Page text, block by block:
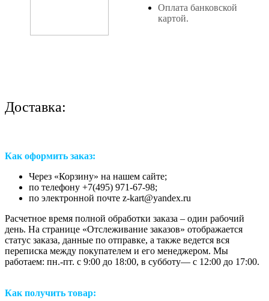
Оплата банковской
картой.
Доставка:
Как оформить заказ:
Через «Корзину» на нашем сайте;
по телефону +7(495) 971-67-98;
по электронной почте z-kart@yandex.ru
Расчетное время полной обработки заказа – один рабочий
день. На странице «Отслеживание заказов» отображается
статус заказа, данные по отправке, а также ведется вся
переписка между покупателем и его менеджером. Мы
работаем: пн.-пт. с 9:00 до 18:00, в субботу— с 12:00 до 17:00.
Как получить товар: